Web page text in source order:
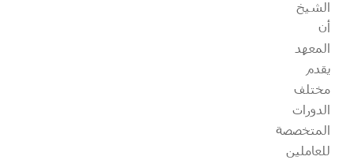
الشيخ
أن
المعهد
يقدم
مختلف
الدورات
المتخصصة
للعاملين